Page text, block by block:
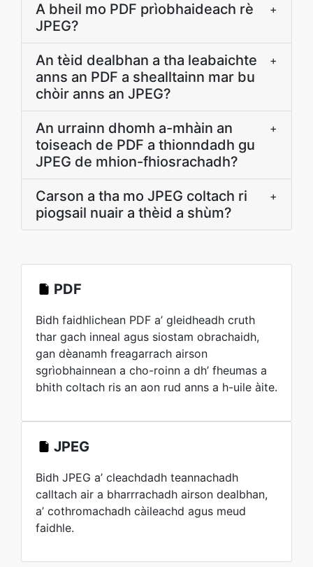
A bheil mo PDF prìobhaideach rè
JPEG?
+
An tèid dealbhan a tha leabaichte
anns an PDF a shealltainn mar bu
chòir anns an JPEG?
+
An urrainn dhomh a-mhàin an
toiseach de PDF a thionndadh gu
JPEG de mhion-fhiosrachadh?
+
Carson a tha mo JPEG coltach ri
piogsail nuair a thèid a shùm?
+
PDF
Bidh faidhlichean PDF a’ gleidheadh cruth
thar gach inneal agus siostam obrachaidh,
gan dèanamh freagarrach airson
sgrìobhainnean a cho-roinn a dh’ fheumas a
bhith coltach ris an aon rud anns a h-uile àite.
JPEG
Bidh JPEG a’ cleachdadh teannachadh
calltach air a bharrrachadh airson dealbhan,
a’ cothromachadh càileachd agus meud
faidhle.